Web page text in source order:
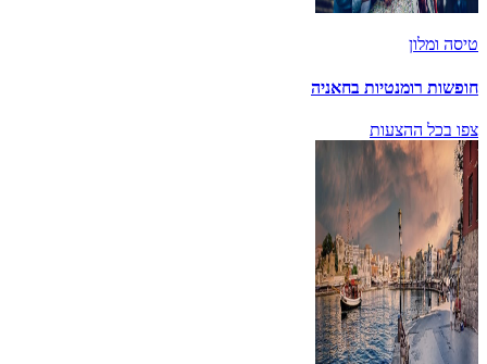
טיסה ומלון
חופשות רומנטיות בחאניה
צפו בכל ההצעות